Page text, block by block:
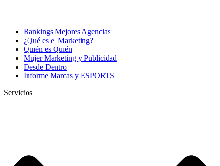
Rankings Mejores Agencias
¿Qué es el Marketing?
Quién es Quién
Mujer Marketing y Publicidad
Desde Dentro
Informe Marcas y ESPORTS
Servicios